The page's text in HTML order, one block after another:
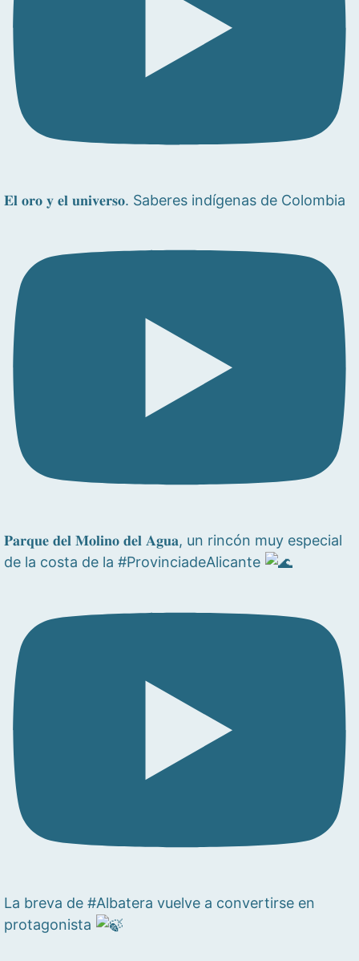
𝐄𝐥 𝐨𝐫𝐨 𝐲 𝐞𝐥 𝐮𝐧𝐢𝐯𝐞𝐫𝐬𝐨. Saberes indígenas de Colombia
𝐏𝐚𝐫𝐪𝐮𝐞 𝐝𝐞𝐥 𝐌𝐨𝐥𝐢𝐧𝐨 𝐝𝐞𝐥 𝐀𝐠𝐮𝐚, un rincón muy especial
de la costa de la #ProvinciadeAlicante
La breva de #Albatera vuelve a convertirse en
protagonista